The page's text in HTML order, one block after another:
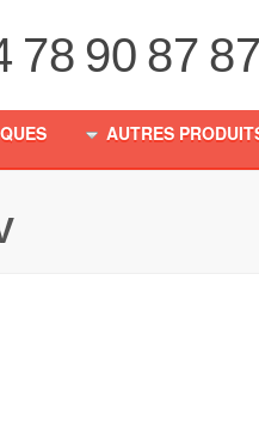
78 90 87 87
AUTRES